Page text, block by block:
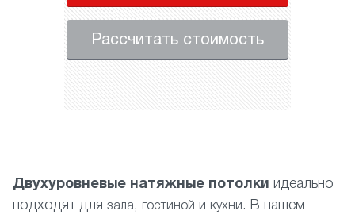
Рассчитать стоимость
Двухуровневые натяжные потолки идеально
подходят для зала, гостиной и кухни . В нашем